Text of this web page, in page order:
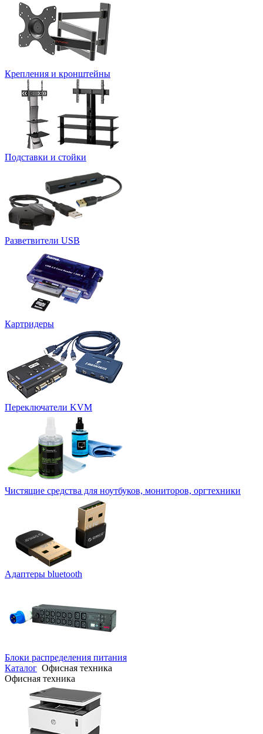
Крепления и кронштейны
Подставки и стойки
Разветвители USB
Картридеры
Переключатели KVM
Чистящие средства для ноутбуков, мониторов, оргтехники
Адаптеры bluetooth
Блоки распределения питания
Каталог Офисная техника
Офисная техника